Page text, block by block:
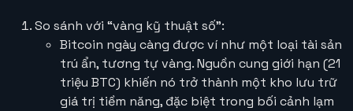
So sánh với “vàng kỹ thuật số”:
Bitcoin ngày càng được ví như một loại tài sản
trú ẩn, tương tự vàng. Nguồn cung giới hạn (21
triệu BTC) khiến nó trở thành một kho lưu trữ
giá trị tiềm năng, đặc biệt trong bối cảnh lạm